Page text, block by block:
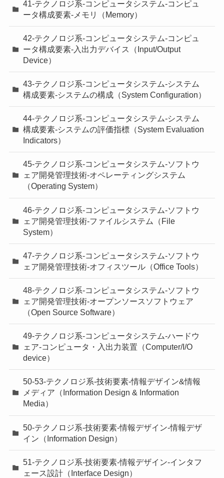
41-テクノロジ系-コンピュータシステム-コンピュ
ータ構成要素-メモリ（Memory）
42-テクノロジ系-コンピュータシステム-コンピュ
ータ構成要素-入出力デバイス（Input/Output
Device）
43-テクノロジ系-コンピュータシステム-システム
構成要素-システムの構成（System Configuration）
44-テクノロジ系-コンピュータシステム-システム
構成要素-システムの評価指標（System Evaluation
Indicators）
45-テクノロジ系-コンピュータシステム-ソフトウ
ェア開発管理技術-オペレーティングシステム
（Operating System）
46-テクノロジ系-コンピュータシステム-ソフトウ
ェア開発管理技術-ファイルシステム（File
System）
47-テクノロジ系-コンピュータシステム-ソフトウ
ェア開発管理技術-オフィスツール（Office Tools）
48-テクノロジ系-コンピュータシステム-ソフトウ
ェア開発管理技術-オープンソースソフトウェア
（Open Source Software）
49-テクノロジ系-コンピュータシステム-ハードウ
ェア-コンピュータ・入出力装置（Computer/I/O
device）
50-53-テクノロジ系-技術要素-情報デザイン&情報
メディア（Information Design & Information
Media）
50-テクノロジ系-技術要素-情報デザイン-情報デザ
イン（Information Design）
51-テクノロジ系-技術要素-情報デザイン-インタフ
ェース設計（Interface Design）